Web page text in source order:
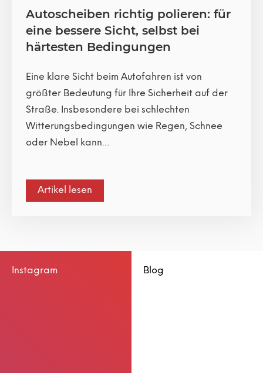
Autoscheiben richtig polieren: für
eine bessere Sicht, selbst bei
härtesten Bedingungen
Eine klare Sicht beim Autofahren ist von
größter Bedeutung für Ihre Sicherheit auf der
Straße. Insbesondere bei schlechten
Witterungsbedingungen wie Regen, Schnee
oder Nebel kann…
Artikel lesen
Instagram Blog